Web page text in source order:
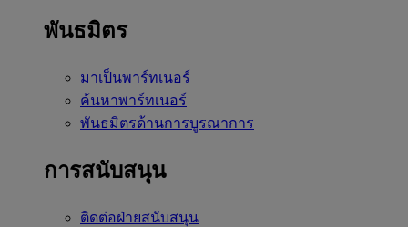
พันธมิตร
มาเป็นพาร์ทเนอร์
ค้นหาพาร์ทเนอร์
พันธมิตรด้านการบูรณาการ
การสนับสนุน
ติดต่อฝ่ายสนับสนุน